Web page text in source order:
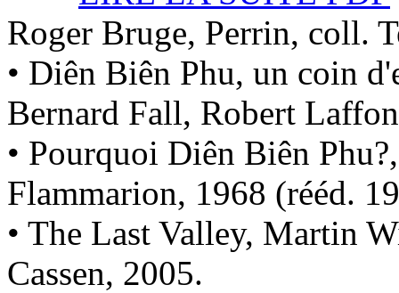
Roger Bruge, Perrin, coll.
• Diên Biên Phu, un coin
Bernard Fall, Robert
• Pourquoi Diên Biên
Flammarion, 1968 (rééd.
• The Last Valley, Martin
Cassen, 2005.